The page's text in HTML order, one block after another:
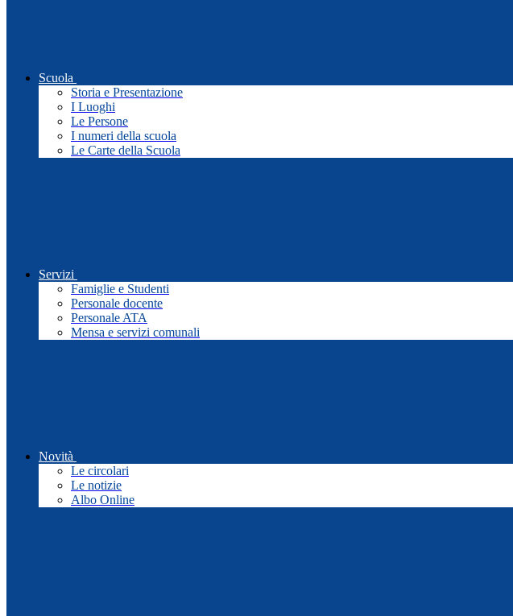
Scuola
Storia e Presentazione
I Luoghi
Le Persone
I numeri della scuola
Le Carte della Scuola
Servizi
Famiglie e Studenti
Personale docente
Personale ATA
Mensa e servizi comunali
Novità
Le circolari
Le notizie
Albo Online